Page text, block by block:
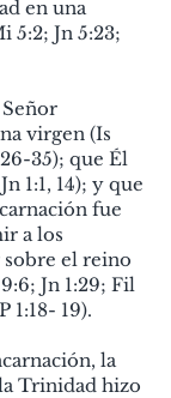
en una
5:2; Jn 5:23;
virgen (Is
35); que Él
1:1, 14); y que
fue
a los
el reino
Jn 1:29; Fil
1:18- 19).
la
Trinidad hizo